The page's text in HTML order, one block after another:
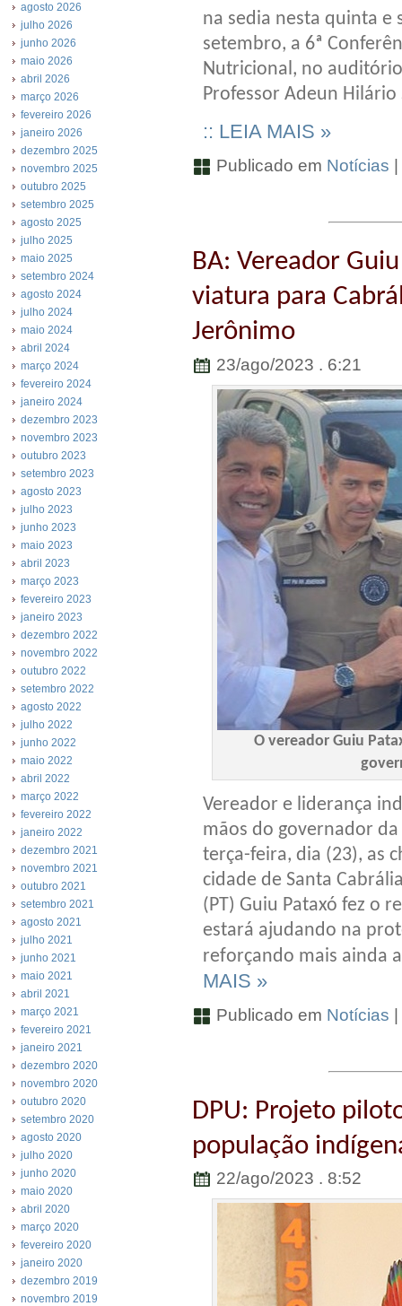
agosto 2026
julho 2026
junho 2026
maio 2026
abril 2026
março 2026
fevereiro 2026
janeiro 2026
dezembro 2025
novembro 2025
outubro 2025
setembro 2025
agosto 2025
julho 2025
maio 2025
setembro 2024
agosto 2024
julho 2024
maio 2024
abril 2024
março 2024
fevereiro 2024
janeiro 2024
dezembro 2023
novembro 2023
outubro 2023
setembro 2023
agosto 2023
julho 2023
junho 2023
maio 2023
abril 2023
março 2023
fevereiro 2023
janeiro 2023
dezembro 2022
novembro 2022
outubro 2022
setembro 2022
agosto 2022
julho 2022
junho 2022
maio 2022
abril 2022
março 2022
fevereiro 2022
janeiro 2022
dezembro 2021
novembro 2021
outubro 2021
setembro 2021
agosto 2021
julho 2021
junho 2021
maio 2021
abril 2021
março 2021
fevereiro 2021
janeiro 2021
dezembro 2020
novembro 2020
outubro 2020
setembro 2020
agosto 2020
julho 2020
junho 2020
maio 2020
abril 2020
março 2020
fevereiro 2020
janeiro 2020
dezembro 2019
novembro 2019
na sedia nesta quinta e
setembro, a 6ª
Nutricional, no
Professor Adeun Hilário
:: LEIA MAIS »
Publicado em Notícias
BA: Vereador
viatura para
Jerônimo
23/ago/2023 . 6:21
O vereador Guiu
Vereador e liderança
mãos do governador
terça-feira, dia (23), as
cidade de Santa
(PT) Guiu Pataxó fez o
estará ajudando na
reforçando mais ainda
MAIS »
Publicado em Notícias |
DPU: Projeto
população
22/ago/2023 . 8:52